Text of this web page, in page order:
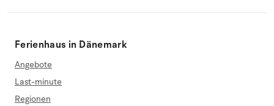
Ferienhaus in Dänemark
Angebote
Last-minute
Regionen